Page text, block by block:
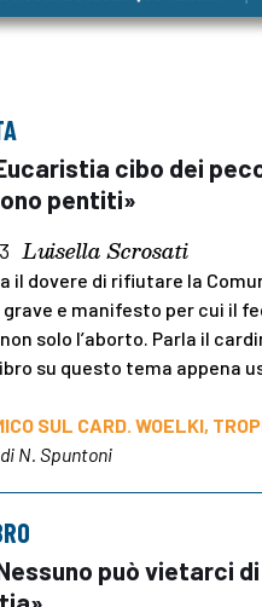
cibo dei
pentiti»
Luisella Scrosati
il dovere di rifiutare la
e manifesto per cui il
solo l’aborto. Parla il
su questo tema appena
SUL CARD. WOELKI,
N. Spuntoni
può vietarci